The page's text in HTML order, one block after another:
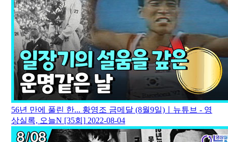
56년 만에 풀린 한... 황영조 금메달 (8월9일)ㅣ뉴튜브 - 영
상실록, 오늘N [35회] 2022-08-04